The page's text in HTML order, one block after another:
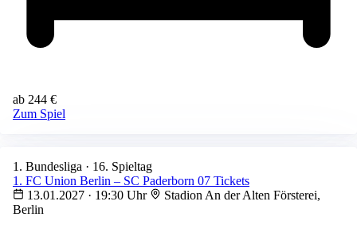
ab 244 €
Zum Spiel
1. Bundesliga · 16. Spieltag
1. FC Union Berlin – SC Paderborn 07 Tickets
13.01.2027 · 19:30 Uhr
Stadion An der Alten Försterei,
Berlin